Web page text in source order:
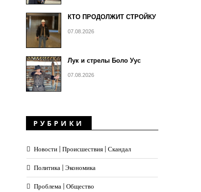
КТО ПРОДОЛЖИТ СТРОЙКУ
07.08.2026
Лук и стрелы Боло Уус
07.08.2026
РУБРИКИ
Новости | Происшествия | Скандал
Политика | Экономика
Проблема | Общество